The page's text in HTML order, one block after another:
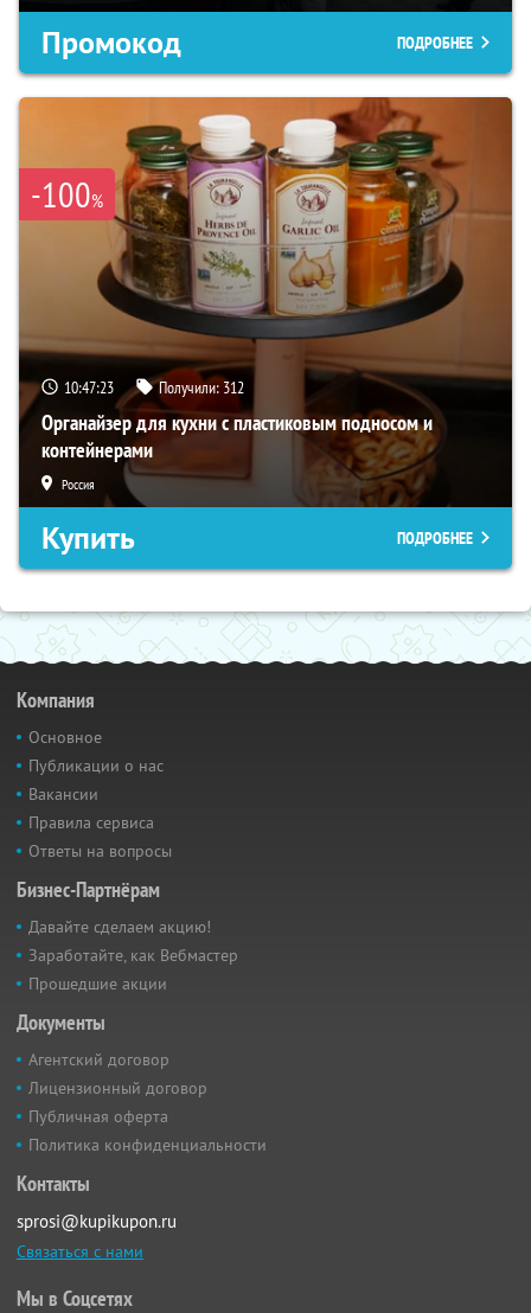
Промокод ПОДРОБНЕЕ
-100%
10:47:21 Получили: 312
Органайзер для кухни с пластиковым подносом и
контейнерами
Россия
Купить ПОДРОБНЕЕ
Компания
Основное
Публикации о нас
Вакансии
Правила сервиса
Ответы на вопросы
Бизнес-Партнёрам
Давайте сделаем акцию!
Заработайте, как Вебмастер
Прошедшие акции
Документы
Агентский договор
Лицензионный договор
Публичная оферта
Политика конфиденциальности
Контакты
sprosi@kupikupon.ru
Связаться с нами
Мы в Соцсетях